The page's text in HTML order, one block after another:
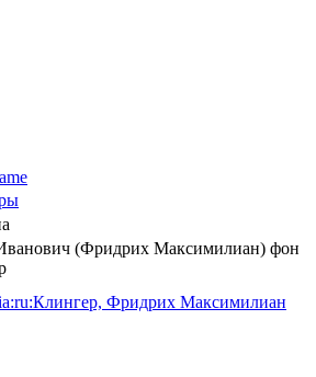
(Фридрих Максимилиан) фон
Фридрих Максимилиан